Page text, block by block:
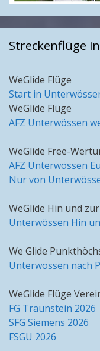
Streckenflüge
WeGlide Flüge
Start in
WeGlide Flüge
AFZ Unterwössen
WeGlide Free-
AFZ Unterwössen
Nur von
WeGlide Hin und
Unterwössen Hin
We Glide
Unterwössen nach
WeGlide Flüge
FG Traunstein 2026
SFG Siemens 2026
FSGU 2026